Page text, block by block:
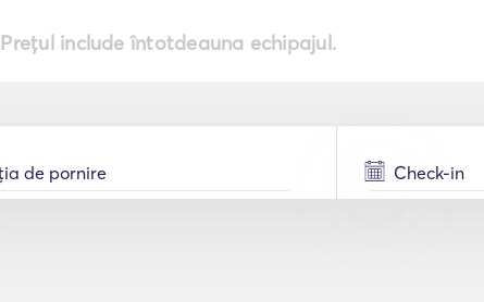
| Prețul include întotdeauna echipajul.